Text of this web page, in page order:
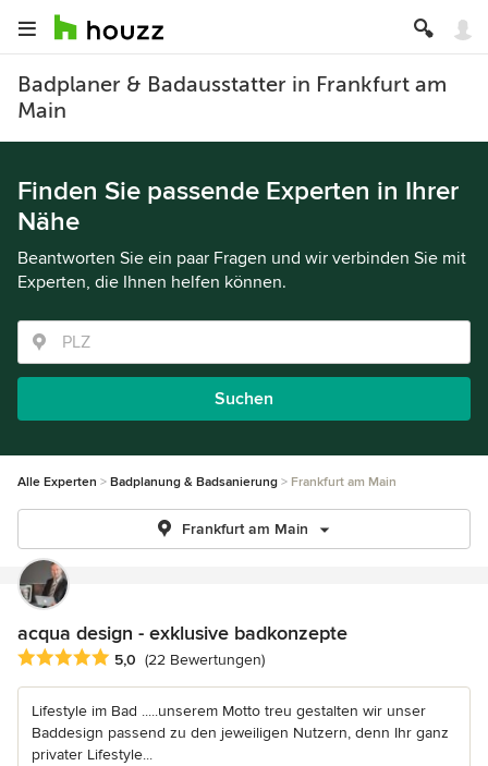
Badplaner & Badausstatter in Frankfurt am
Main
Finden Sie passende Experten in Ihrer
Nähe
Beantworten Sie ein paar Fragen und wir verbinden Sie mit
Experten, die Ihnen helfen können.
Suchen
Alle Experten Badplanung & Badsanierung Frankfurt am Main
Frankfurt am Main
acqua design - exklusive badkonzepte
Durchschnittliche Bewertung: 5 von 5 Sternen
5,0 (22 Bewertungen)
Lifestyle im Bad .....unserem Motto treu gestalten wir unser
Baddesign passend zu den jeweiligen Nutzern, denn Ihr ganz
privater Lifestyle...